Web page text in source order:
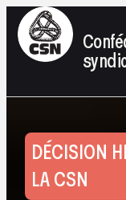
DÉCISION
LA CSN